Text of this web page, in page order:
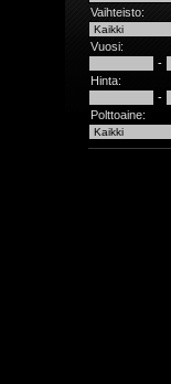
Vaihteisto:
Vuosi:
-
Hinta:
-
Polttoaine: